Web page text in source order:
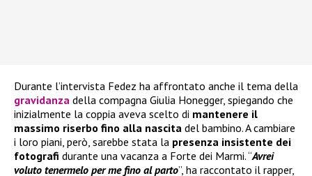
Durante l’intervista Fedez ha affrontato anche il tema della
gravidanza della compagna Giulia Honegger, spiegando che
inizialmente la coppia aveva scelto di mantenere il
massimo riserbo fino alla nascita del bambino. A cambiare
i loro piani, però, sarebbe stata la presenza insistente dei
fotografi durante una vacanza a Forte dei Marmi. “Avrei
voluto tenermelo per me fino al parto”, ha raccontato il rapper,